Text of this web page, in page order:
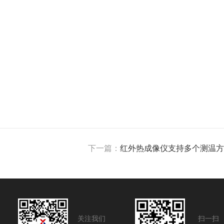
下一篇： 红外热成像仪支持多个测温
关注我们 扫一扫